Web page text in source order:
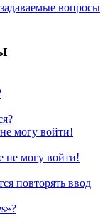
вопросы
могу войти!
не могу войти!
повторять ввод